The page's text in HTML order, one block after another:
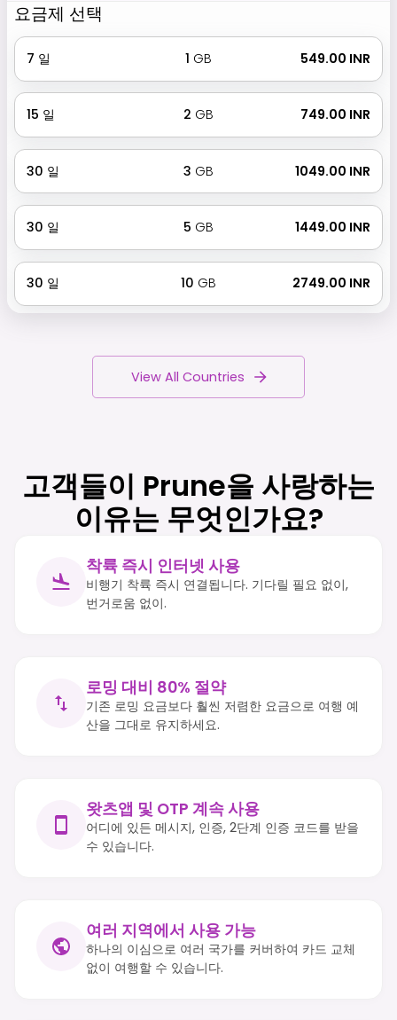
요금제 선택
7 일 1 GB ₹ 549.00 INR
15 일 2 GB ₹ 749.00 INR
30 일 3 GB ₹ 1049.00 INR
30 일 5 GB ₹ 1449.00 INR
30 일 10 GB ₹ 2749.00 INR
View All Countries
고객들이 Prune을 사랑하는
이유는 무엇인가요?
착륙 즉시 인터넷 사용
비행기 착륙 즉시 연결됩니다. 기다릴 필요 없이,
번거로움 없이.
로밍 대비 80% 절약
기존 로밍 요금보다 훨씬 저렴한 요금으로 여행 예
산을 그대로 유지하세요.
왓츠앱 및 OTP 계속 사용
어디에 있든 메시지, 인증, 2단계 인증 코드를 받을
수 있습니다.
여러 지역에서 사용 가능
하나의 이심으로 여러 국가를 커버하여 카드 교체
없이 여행할 수 있습니다.